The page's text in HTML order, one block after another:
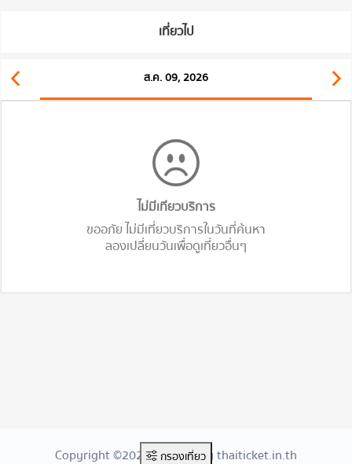
เที่ยวไป
ส.ค. 09, 2026
ไม่มีเทียวบริการ
ขออภัย ไม่มีเที่ยวบริการในวันที่ค้นหา
ลองเปลี่ยนวันเพื่อดูเที่ยวอื่นๆ
กรองเที่ยว
Copyright ©2026 Created By thaiticket.in.th